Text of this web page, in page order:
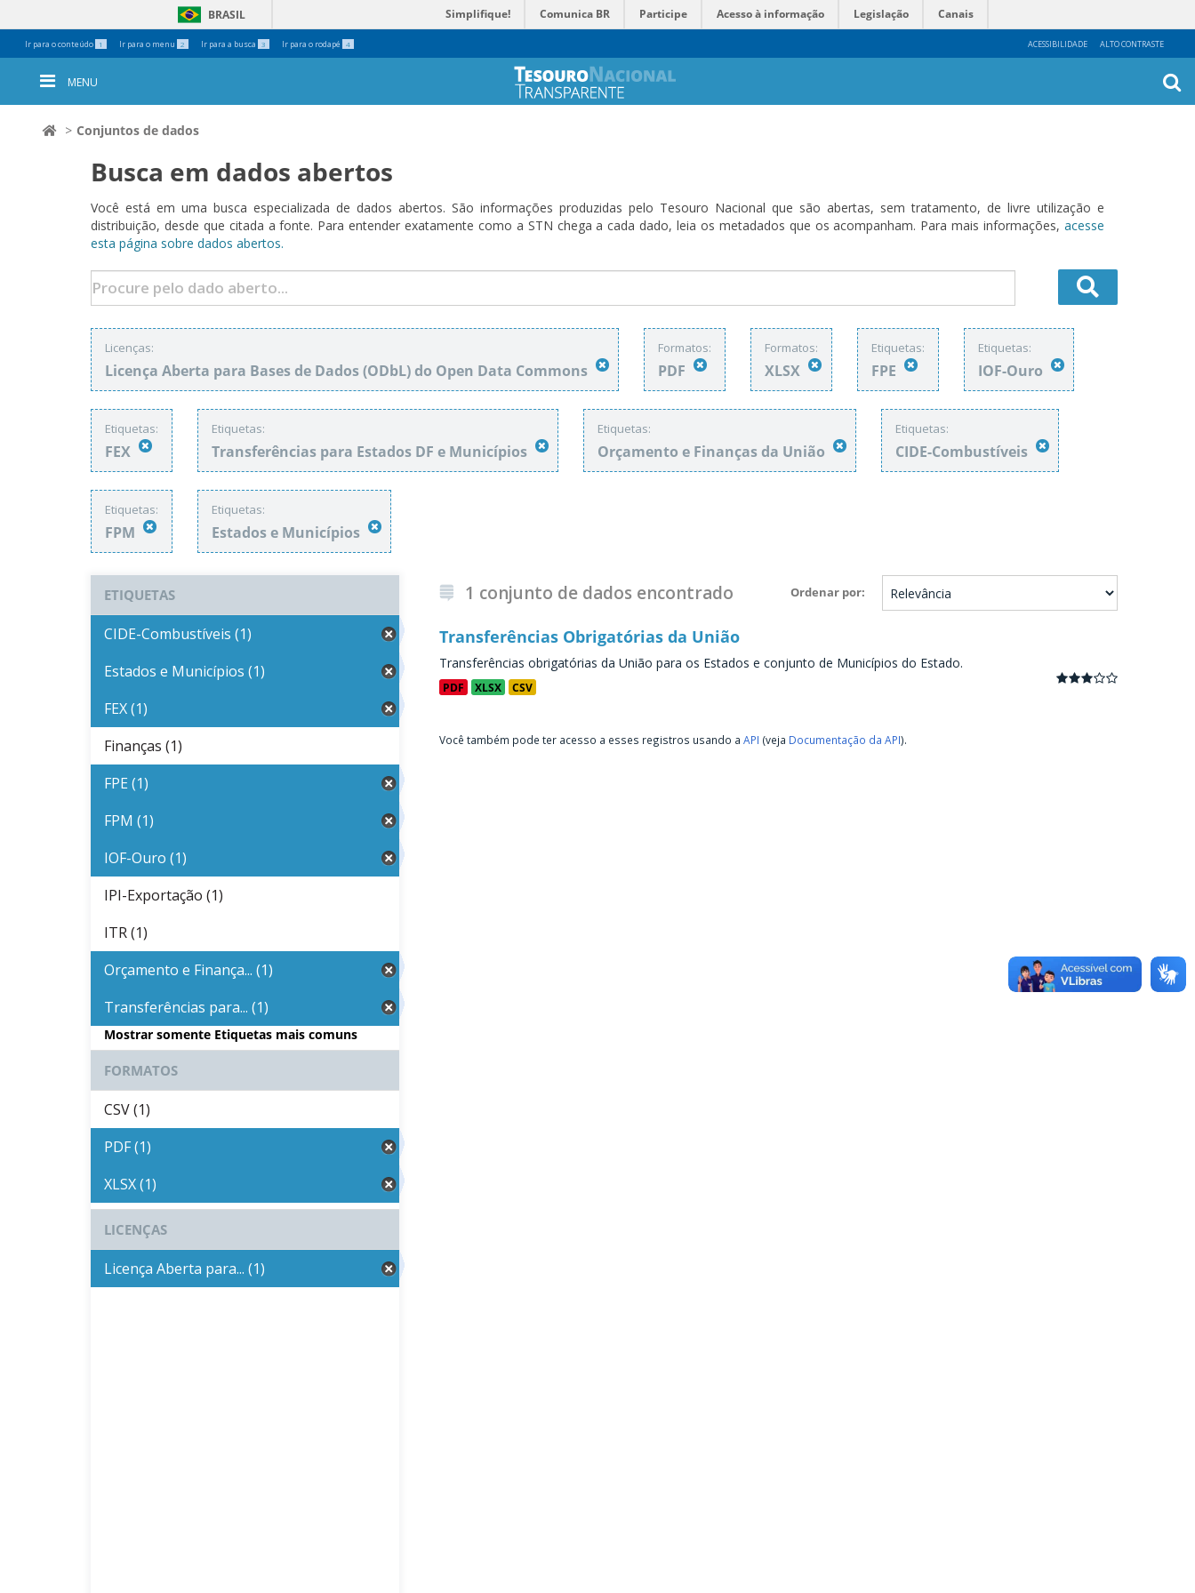
Ir para o conteúdo 1 Ir para o menu 2 Ir para a busca 3 Ir para o rodapé 4 ACESSIBILIDADE ALTO CONTRASTE
BRASIL Simplifique! Comunica BR Participe Acesso à informação Legislação Canais
Ferramentas
Pessoais
MENU
Conjuntos de dados
Busca em dados abertos
Você está em uma busca especializada de dados abertos. São informações produzidas pelo Tesouro Nacional que são abertas, sem tratamento, de livre utilização e
distribuição, desde que citada a fonte. Para entender exatamente como a STN chega a cada dado, leia os metadados que os acompanham. Para mais informações, acesse
esta página sobre dados abertos.
Licenças:
Licença Aberta para Bases de Dados (ODbL) do Open Data Commons
Formatos:
PDF
Formatos:
XLSX
Etiquetas:
FPE
Etiquetas:
IOF-Ouro
Etiquetas:
FEX
Etiquetas:
Transferências para Estados DF e Municípios
Etiquetas:
Orçamento e Finanças da União
Etiquetas:
CIDE-Combustíveis
Etiquetas:
FPM
Etiquetas:
Estados e Municípios
Ordenar por
1 conjunto de dados encontrado
Transferências Obrigatórias da União
Transferências obrigatórias da União para os Estados e conjunto de Municípios do Estado.
PDF XLSX CSV
Você também pode ter acesso a esses registros usando a API (veja Documentação da API).
ETIQUETAS
CIDE-Combustíveis (1)
Estados e Municípios (1)
FEX (1)
Finanças (1)
FPE (1)
FPM (1)
IOF-Ouro (1)
IPI-Exportação (1)
ITR (1)
Orçamento e Finança... (1)
Transferências para... (1)
Mostrar somente Etiquetas mais comuns
FORMATOS
CSV (1)
PDF (1)
XLSX (1)
LICENÇAS
Licença Aberta para... (1)